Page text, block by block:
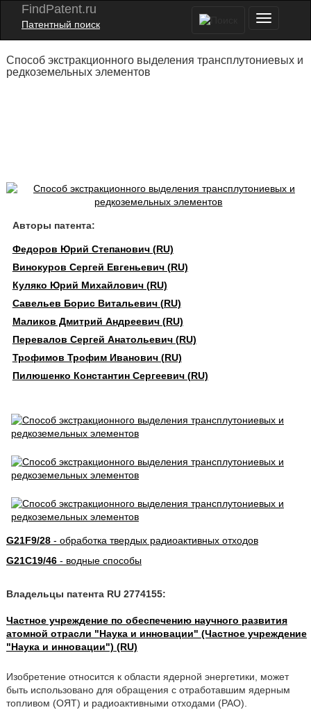
FindPatent.ru
Патентный поиск
Способ экстракционного выделения трансплутониевых и
редкоземельных элементов
Авторы патента:
Федоров Юрий Степанович (RU)
Винокуров Сергей Евгеньевич (RU)
Куляко Юрий Михайлович (RU)
Савельев Борис Витальевич (RU)
Маликов Дмитрий Андреевич (RU)
Перевалов Сергей Анатольевич (RU)
Трофимов Трофим Иванович (RU)
Пилюшенко Константин Сергеевич (RU)
G21F9/28- обработка твердых радиоактивных отходов
G21C19/46- водные способы
Владельцы патента RU 2774155:
Частное учреждение по обеспечению научного развития
атомной отрасли "Наука и инновации" (Частное учреждение
"Наука и инновации") (RU)
Изобретение относится к области ядерной энергетики, может
быть использовано для обращения с отработавшим ядерным
топливом (ОЯТ) и радиоактивными отходами (РАО).